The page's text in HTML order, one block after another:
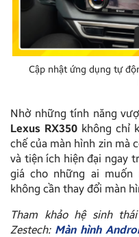
Cập nhật ứng dụng tự
Nhờ những tính năng
Lexus RX350 không chỉ
chế của màn hình zin mà
và tiện ích hiện đại ngay
giá cho những ai
không cần thay đổi màn
Tham khảo hệ sinh
Zestech: Màn hình